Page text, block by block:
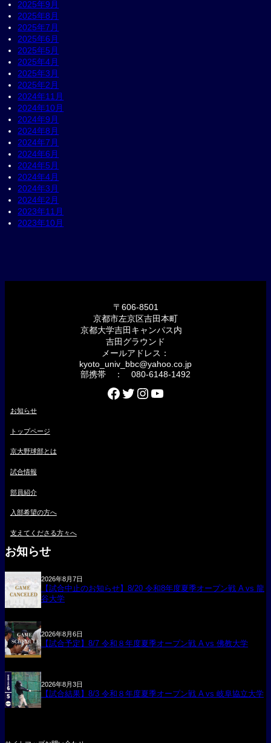
2025年9月
2025年8月
2025年7月
2025年6月
2025年5月
2025年4月
2025年3月
2025年2月
2024年11月
2024年10月
2024年9月
2024年8月
2024年7月
2024年6月
2024年5月
2024年4月
2024年3月
2024年2月
2023年11月
2023年10月
〒606-8501
京都市左京区吉田本町
京都大学吉田キャンパス内
吉田グラウンド
メールアドレス：
kyoto_univ_bbc@yahoo.co.jp
部携帯 ： 080-6148-1492
Facebook Twitter Instagram YouTube
お知らせ
トップページ
京大野球部とは
試合情報
部員紹介
入部希望の方へ
支えてくださる方々へ
お知らせ
2026年8月7日
【試合中止のお知らせ】8/20 令和8年度夏季オープン戦 A vs 龍
谷大学
2026年8月6日
【試合予定】8/7 令和８年度夏季オープン戦 A vs 佛教大学
2026年8月3日
【試合結果】8/3 令和８年度夏季オープン戦 A vs 岐阜協立大学